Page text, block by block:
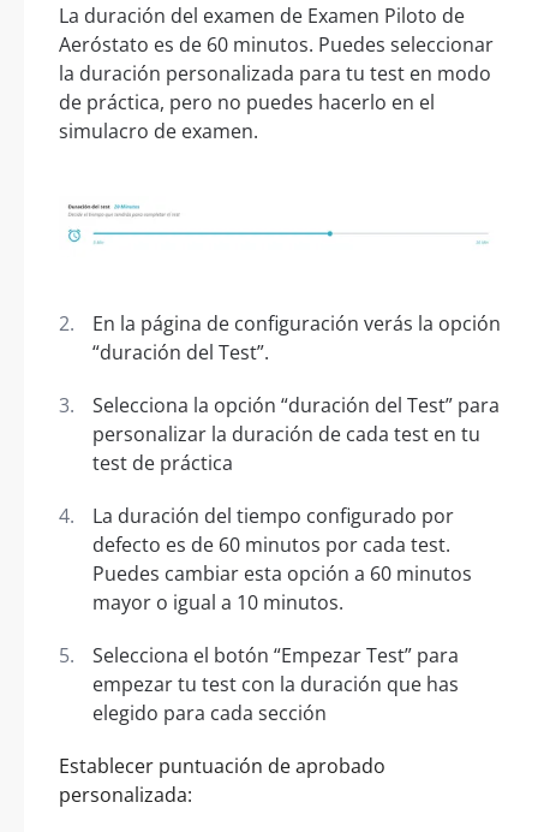
La duración del examen de Examen Piloto de
Aeróstato es de 60 minutos. Puedes seleccionar
la duración personalizada para tu test en modo
de práctica, pero no puedes hacerlo en el
simulacro de examen.
En la página de configuración verás la opción
“duración del Test”.
Selecciona la opción “duración del Test” para
personalizar la duración de cada test en tu
test de práctica
La duración del tiempo configurado por
defecto es de 60 minutos por cada test.
Puedes cambiar esta opción a 60 minutos
mayor o igual a 10 minutos.
Selecciona el botón “Empezar Test” para
empezar tu test con la duración que has
elegido para cada sección
Establecer puntuación de aprobado
personalizada: